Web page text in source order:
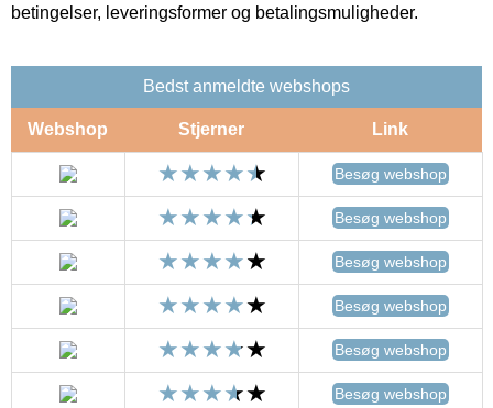
betingelser, leveringsformer og betalingsmuligheder.
Bedst anmeldte webshops
Webshop Stjerner Link
Besøg webshop
Besøg webshop
Besøg webshop
Besøg webshop
Besøg webshop
Besøg webshop